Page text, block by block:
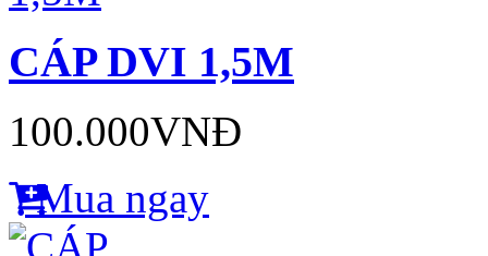
CÁP DVI 1,5M
100.000VNĐ
Mua ngay